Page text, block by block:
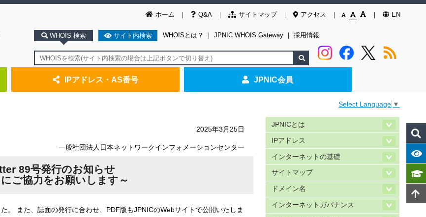
ホーム Q&A サイトマップ アクセス EN
WHOIS 検索 サイト内検索 WHOISとは？ ｜ JPNIC WHOIS Gateway ｜ 採用情報
IPアドレス・AS番号 JPNIC会員
Select Language ▼
2025年3月25日
一般社団法人日本ネットワークインフォメーションセンター
89号発行のお知らせ
ご協力をお願いします～
。 また、誌面の発行に合わせ、PDF版もJPNICのWebサイトで公開いたしま
JPNICとは
IPアドレス
インターネットの基礎
サイトマップ
ドメイン名
インターネットガバナンス